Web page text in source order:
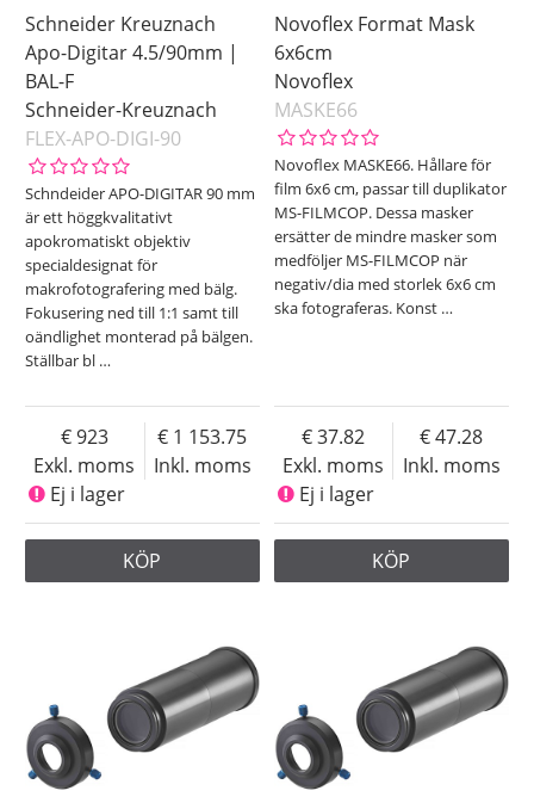
Schneider Kreuznach
Apo-Digitar 4.5/90mm |
BAL-F
Schneider-Kreuznach
FLEX-APO-DIGI-90
Schndeider APO-DIGITAR 90 mm
är ett höggkvalitativt
apokromatiskt objektiv
specialdesignat för
makrofotografering med bälg.
Fokusering ned till 1:1 samt till
oändlighet monterad på bälgen.
Ställbar bl …
Exkl. moms
923
Inkl. moms
1 153.75
Ej i lager
KÖP
Novoflex Format Mask
6x6cm
Novoflex
MASKE66
Novoflex MASKE66. Hållare för
film 6x6 cm, passar till duplikator
MS-FILMCOP. Dessa masker
ersätter de mindre masker som
medföljer MS-FILMCOP när
negativ/dia med storlek 6x6 cm
ska fotograferas. Konst …
Exkl. moms
37.82
Inkl. moms
47.28
Ej i lager
KÖP